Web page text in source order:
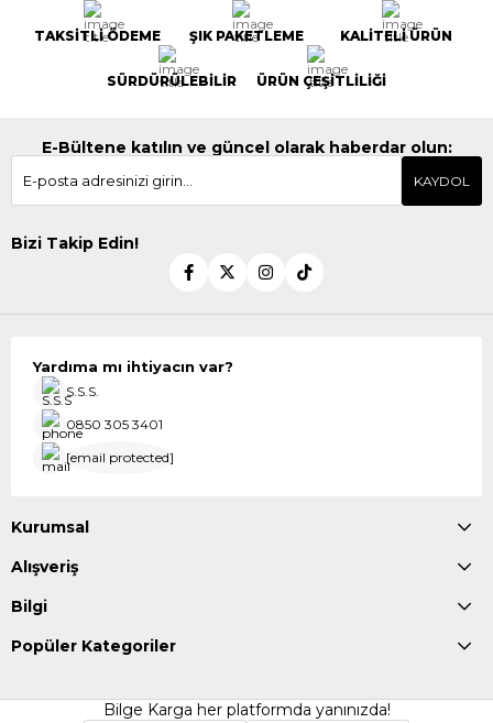
TAKSİTLİ ÖDEME ŞIK PAKETLEME KALİTELİ ÜRÜN
SÜRDÜRÜLEBİLİR ÜRÜN ÇEŞİTLİLİĞİ
E-Bültene katılın ve güncel olarak haberdar olun:
KAYDOL
Bizi Takip Edin!
Yardıma mı ihtiyacın var?
S.S.S.
0850 305 3401
[email protected]
Kurumsal
Alışveriş
Bilgi
Popüler Kategoriler
Bilge Karga her platformda yanınızda!